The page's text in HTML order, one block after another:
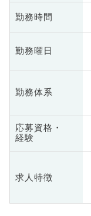
勤務時間
勤務曜日
勤務体系
応募資格・
経験
求人特徴